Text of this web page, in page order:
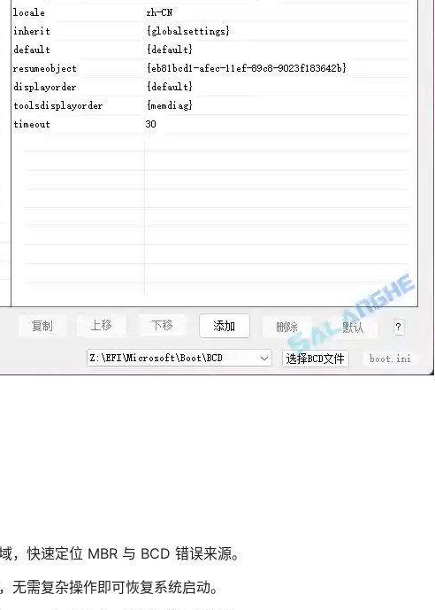
快速定位 MBR 与 BCD 错误来源。
需复杂操作即可恢复系统启动。